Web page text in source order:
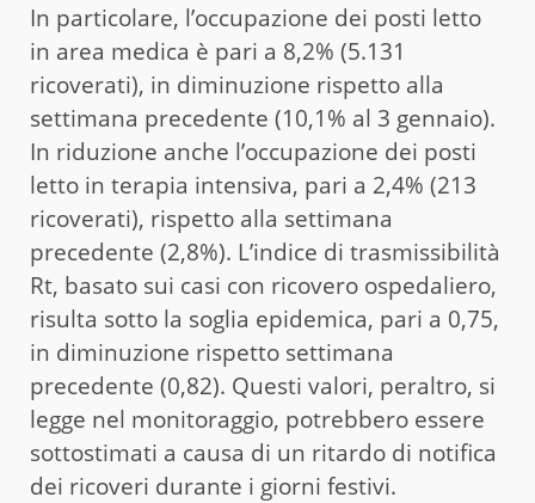
In particolare, l’occupazione dei posti letto
in area medica è pari a 8,2% (5.131
ricoverati), in diminuzione rispetto alla
settimana precedente (10,1% al 3 gennaio).
In riduzione anche l’occupazione dei posti
letto in terapia intensiva, pari a 2,4% (213
ricoverati), rispetto alla settimana
precedente (2,8%). L’indice di trasmissibilità
Rt, basato sui casi con ricovero ospedaliero,
risulta sotto la soglia epidemica, pari a 0,75,
in diminuzione rispetto settimana
precedente (0,82). Questi valori, peraltro, si
legge nel monitoraggio, potrebbero essere
sottostimati a causa di un ritardo di notifica
dei ricoveri durante i giorni festivi.